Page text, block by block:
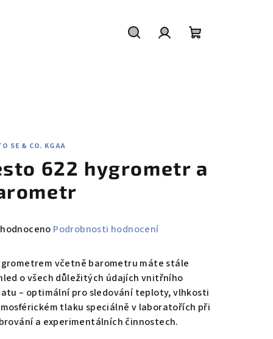
SE & CO. KGAA
622 hygrometr a
Podrobnosti hodnocení
včetně barometru máte stále
o všech důležitých údajích vnitřního
– optimální pro sledování teploty, vlhkosti
tlaku speciálně v laboratořích při
a experimentálních činnostech.